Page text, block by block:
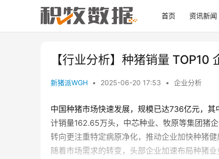
首页 资讯新闻
【行业分析】种猪销量
新猪派WGH • 2025-06-20 17:53 • 企业分析
中国种猪市场快速发展，规模已达736亿元，
计销量162.65万头，中芯种业、牧原等集团猪
转向更注重特定病原净化，推动企业加快种猪健
随着市场需求的转变，头部企业加速布局种猪